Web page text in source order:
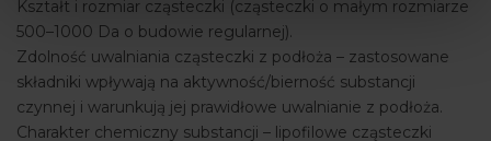
Kształt i rozmiar cząsteczki (cząsteczki o małym rozmiarze
500–1000 Da o budowie regularnej).
Zdolność uwalniania cząsteczki z podłoża – zastosowane
składniki wpływają na aktywność/bierność substancji
czynnej i warunkują jej prawidłowe uwalnianie z podłoża.
Charakter chemiczny substancji – lipofilowe cząsteczki